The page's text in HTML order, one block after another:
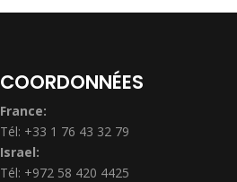
COORDONNÉES
France:
Tél: +33 1 76 43 32 79
Israel:
Tél: +972 58 420 4425